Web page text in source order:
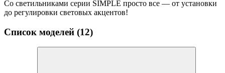
Со светильниками серии SIMPLE просто все — от установки
до регулировки световых акцентов!
Список моделей (12)